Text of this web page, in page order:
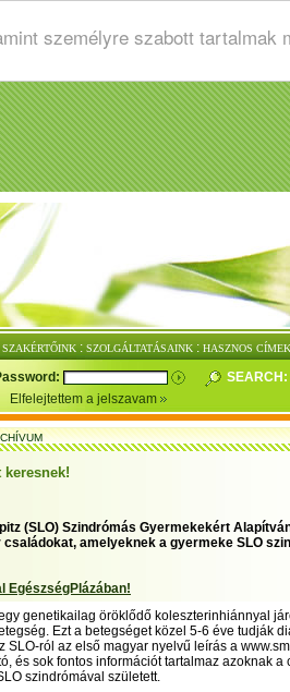
személyre szabott tartalmak
SZAKÉRTŐINK : SZOLGÁLTATÁSAINK : HASZNOS CÍMEK
SEARCH:
Elfelejtettem a jelszavam
keresnek!
(SLO) Szindrómás Gyermekekért
családokat, amelyeknek a gyermeke SLO
EgészségPlázában!
genetikailag öröklődő koleszterinhiánnyal
Ezt a betegséget közel 5-6 éve tudják
SLO-ról az első magyar nyelvű leírás a
és sok fontos információt tartalmaz azoknak a
szindrómával született.